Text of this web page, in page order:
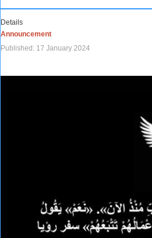
Details
Announcement
Published: 17 January 2024